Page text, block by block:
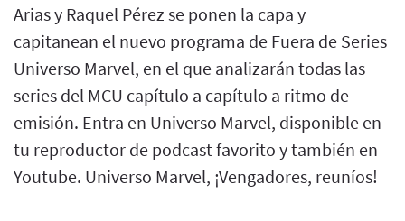
Arias y Raquel Pérez se ponen la capa y
capitanean el nuevo programa de Fuera de Series
Universo Marvel, en el que analizarán todas las
series del MCU capítulo a capítulo a ritmo de
emisión. Entra en Universo Marvel, disponible en
tu reproductor de podcast favorito y también en
Youtube. Universo Marvel, ¡Vengadores, reuníos!